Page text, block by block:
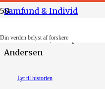
Din verden belyst af forskere
Samfund & Individ
Foto: Ritzau/Scanpix.
Andersen
Lyt til historien